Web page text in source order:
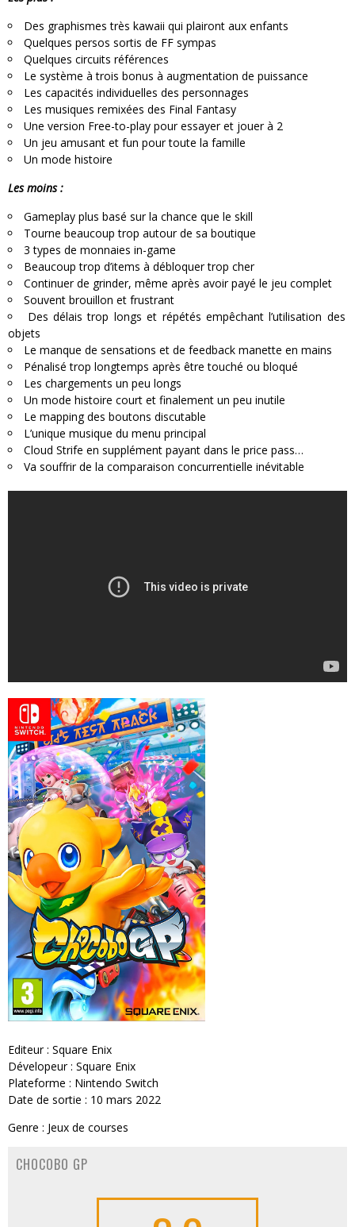
Des graphismes très kawaii qui plairont aux enfants
Quelques persos sortis de FF sympas
Quelques circuits références
Le système à trois bonus à augmentation de puissance
Les capacités individuelles des personnages
Les musiques remixées des Final Fantasy
Une version Free-to-play pour essayer et jouer à 2
Un jeu amusant et fun pour toute la famille
Un mode histoire
Les moins :
Gameplay plus basé sur la chance que le skill
Tourne beaucoup trop autour de sa boutique
3 types de monnaies in-game
Beaucoup trop d’items à débloquer trop cher
Continuer de grinder, même après avoir payé le jeu complet
Souvent brouillon et frustrant
Des délais trop longs et répétés empêchant l’utilisation des
objets
Le manque de sensations et de feedback manette en mains
Pénalisé trop longtemps après être touché ou bloqué
Les chargements un peu longs
Un mode histoire court et finalement un peu inutile
Le mapping des boutons discutable
L’unique musique du menu principal
Cloud Strife en supplément payant dans le price pass…
Va souffrir de la comparaison concurrentielle inévitable
Editeur : Square Enix
Dévelopeur : Square Enix
Plateforme : Nintendo Switch
Date de sortie : 10 mars 2022
Genre : Jeux de courses
CHOCOBO GP